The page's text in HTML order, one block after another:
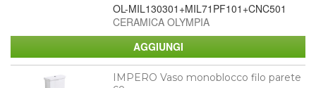
OL-MIL130301+MIL71PF101+CNC501
CERAMICA OLYMPIA
IMPERO Vaso monoblocco filo parete